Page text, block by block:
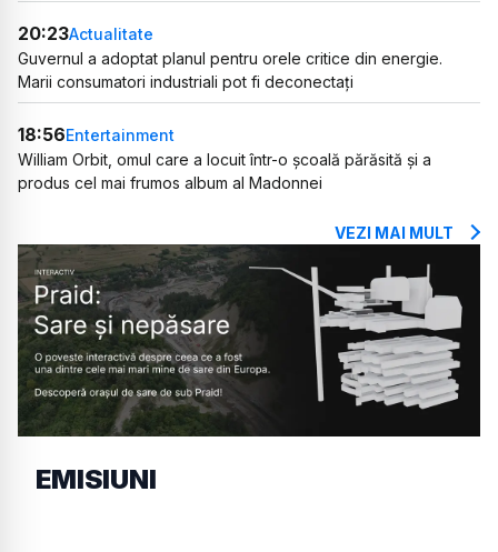
20:23Actualitate
Guvernul a adoptat planul pentru orele critice din energie.
Marii consumatori industriali pot fi deconectați
18:56Entertainment
William Orbit, omul care a locuit într-o școală părăsită și a
produs cel mai frumos album al Madonnei
VEZI MAI MULT
EMISIUNI